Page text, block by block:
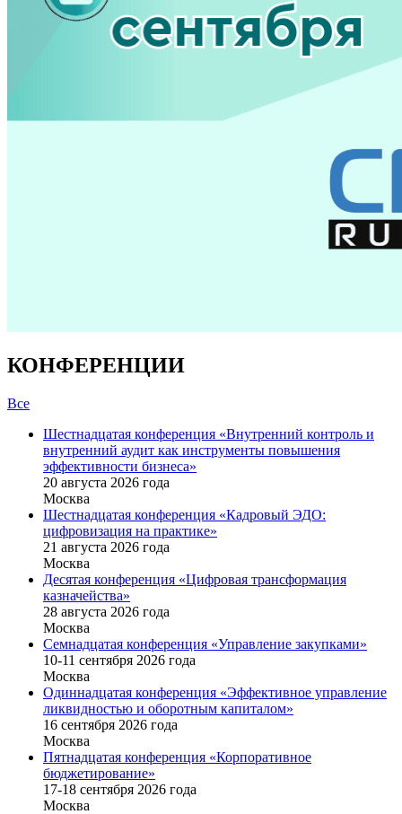
КОНФЕРЕНЦИИ
Все
Шестнадцатая конференция «Внутренний контроль и
внутренний аудит как инструменты повышения
эффективности бизнеса»
20 августа 2026 года
Москва
Шестнадцатая конференция «Кадровый ЭДО:
цифровизация на практике»
21 августа 2026 года
Москва
Десятая конференция «Цифровая трансформация
казначейства»
28 августа 2026 года
Москва
Семнадцатая конференция «Управление закупками»
10-11 сентября 2026 года
Москва
Одиннадцатая конференция «Эффективное управление
ликвидностью и оборотным капиталом»
16 cентября 2026 года
Москва
Пятнадцатая конференция «Корпоративное
бюджетирование»
17-18 сентября 2026 года
Москва